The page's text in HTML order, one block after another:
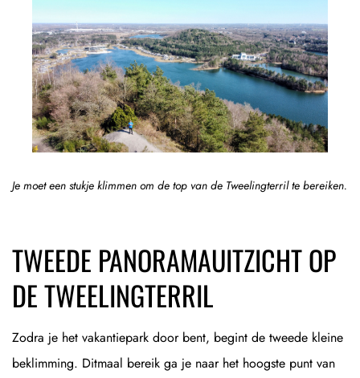
Je moet een stukje klimmen om de top van de Tweelingterril te bereiken.
TWEEDE PANORAMAUITZICHT OP
DE TWEELINGTERRIL
Zodra je het vakantiepark door bent, begint de tweede kleine
beklimming. Ditmaal bereik ga je naar het hoogste punt van